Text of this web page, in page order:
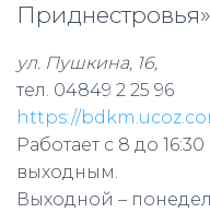
Приднестровья»
ул. Пушкина, 16,
тел. 04849 2 25 96
https://
Работает с 8 до
выходным.
Выходной –